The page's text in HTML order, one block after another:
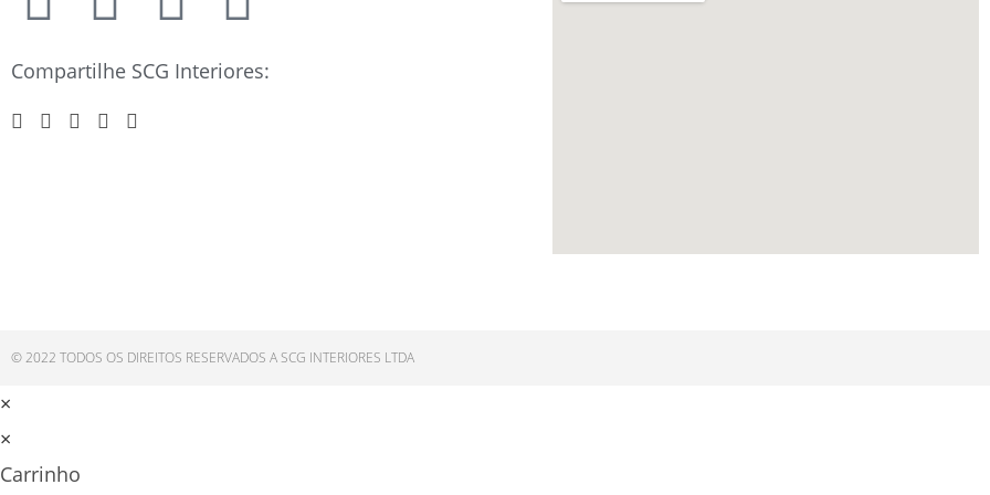
Compartilhe SCG Interiores:
© 2022 TODOS OS DIREITOS RESERVADOS A SCG INTERIORES LTDA
×
×
Carrinho